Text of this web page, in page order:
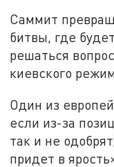
Саммит
битвы, где
решаться
киевского
Один из
если из-за
так и не
придет в